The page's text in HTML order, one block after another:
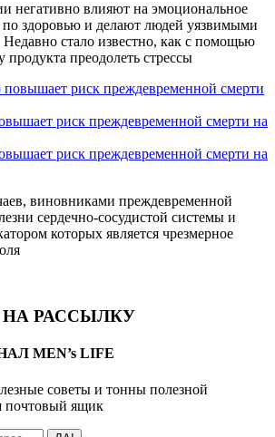
негативно влияют на эмоциональное
по здоровью и делают людей уязвимыми
Недавно стало известно, как с помощью
преодолеть стрессы
риск преждевременной смерти на
риск преждевременной смерти на
виновниками преждевременной
сердечно-сосудистой системы и
которых является чрезмерное
РАССЫЛКУ
MEN’s LIFE
советы и тонны полезной
почтовый ящик